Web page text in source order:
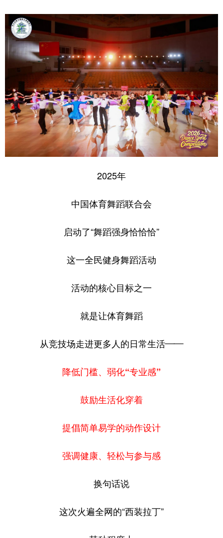
2025年
中国体育舞蹈联合会
启动了“舞蹈强身恰恰恰”
这一全民健身舞蹈活动
活动的核心目标之一
就是让体育舞蹈
从竞技场走进更多人的日常生活——
降低门槛、弱化“专业感”
鼓励生活化穿着
提倡简单易学的动作设计
强调健康、轻松与参与感
换句话说
这次火遍全网的“西装拉丁”